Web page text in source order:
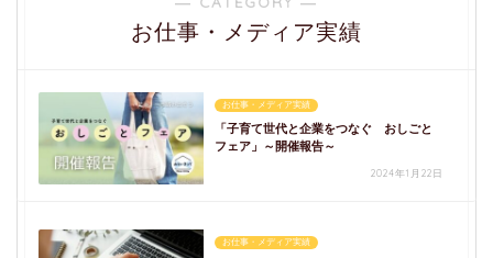
お仕事・メディア実績
お仕事・メディア実績
「子育て世代と企業をつなぐ おしごと
フェア」～開催報告～
2024年1月22日
お仕事・メディア実績